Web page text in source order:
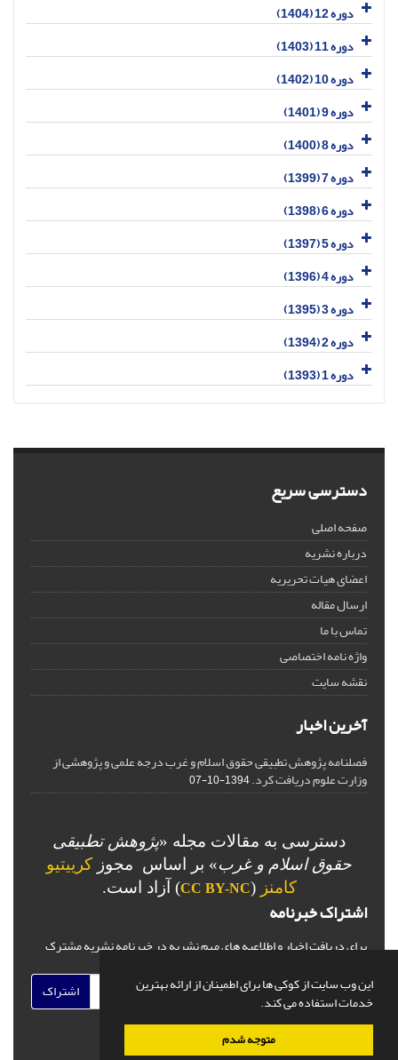
این وب سایت از کوکی ها برای اطمینان از ارائه بهترین
خدمات استفاده می کند.
متوجه شدم
دوره 12 (1404)
دوره 11 (1403)
دوره 10 (1402)
دوره 9 (1401)
دوره 8 (1400)
دوره 7 (1399)
دوره 6 (1398)
دوره 5 (1397)
دوره 4 (1396)
دوره 3 (1395)
دوره 2 (1394)
دوره 1 (1393)
دسترسی سریع
صفحه اصلی
درباره نشریه
اعضای هیات تحریریه
ارسال مقاله
تماس با ما
واژه نامه اختصاصی
نقشه سایت
آخرین اخبار
فصلنامه پژوهش تطبیقی حقوق اسلام و غرب درجه علمی و پژوهشی از
وزارت علوم دریافت کرد.1394-10-07
دسترسی به مقالات مجله «پژوهش تطبیقی
حقوق اسلام و غرب» بر اساس مجوز کرییتیو
کامنز (
CC BY-NC) آزاد است.
اشتراک خبرنامه
برای دریافت اخبار و اطلاعیه های مهم نشریه در خبرنامه نشریه مشترک
اشتراک